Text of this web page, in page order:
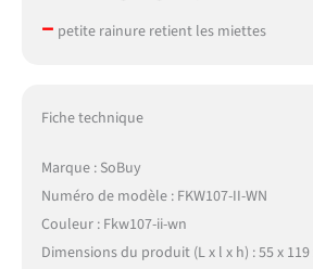
– petite rainure retient les miettes
Fiche technique
Marque : SoBuy
Numéro de modèle : FKW107-II-WN
Couleur : Fkw107-ii-wn
Dimensions du produit (L x l x h) : 55 x 119